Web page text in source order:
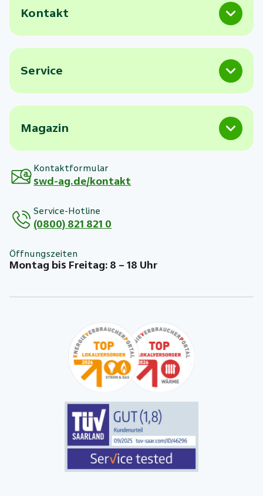
Kontakt
Service
Magazin
Kontaktformular
swd-ag.de/kontakt
Service-Hotline
(0800) 821 821 0
Öffnungszeiten
Montag bis Freitag: 8 – 18 Uhr